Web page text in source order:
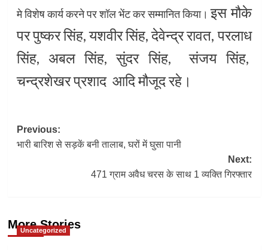
मे विशेष कार्य करने पर शॉल भेंट कर सम्मानित किया।इस मौके
पर पुष्कर सिंह, यशवीर सिंह, देवेन्द्र रावत, परलाध
सिंह, अबल सिंह, सुंदर सिंह, संजय सिंह,
चन्द्रशेखर प्रशाद आदि मौजूद रहे।
Post
navigation
Previous:
भारी बारिश से सड़कें बनी तालाब, घरों में घुसा पानी
Next:
471 ग्राम अवैध चरस के साथ 1 व्यक्ति गिरफ्तार
More Stories
Uncategorized